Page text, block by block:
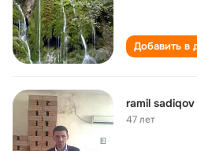
Добавить в
ramil sadiqov
47 лет